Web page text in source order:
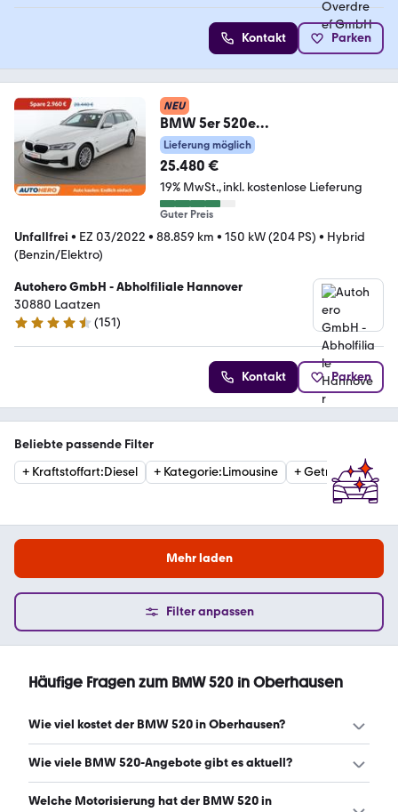
Kontakt Parken
NEU
BMW 5er 520e
Aut.*NAVI*HUD*LED*ACC*
Lieferung möglich
25.480 €
19% MwSt. inkl. kostenlose Lieferung
Guter Preis
Unfallfrei • EZ 03/2022 • 88.859 km • 150 kW (204 PS) • Hybrid
(Benzin/Elektro)
Autohero GmbH - Abholfiliale Hannover
30880 Laatzen
4.7 Sterne
(151)
Kontakt Parken
Beliebte passende Filter
+ Kraftstoffart:Diesel + Kategorie:Limousine +Getriebe:
Mehr laden
Filter anpassen
Häufige Fragen zum BMW 520 in Oberhausen
Wie viel kostet der BMW 520 in Oberhausen?
Ein guter Preis für einen BMW 520 in Oberhausen liegt
ab 375 € monatlich. (Stand: 7.8.2026)
Wie viele BMW 520-Angebote gibt es aktuell?
Es gibt insgesamt 268 BMW 520 bei mobile.de, davon 233
Welche Motorisierung hat der BMW 520 in